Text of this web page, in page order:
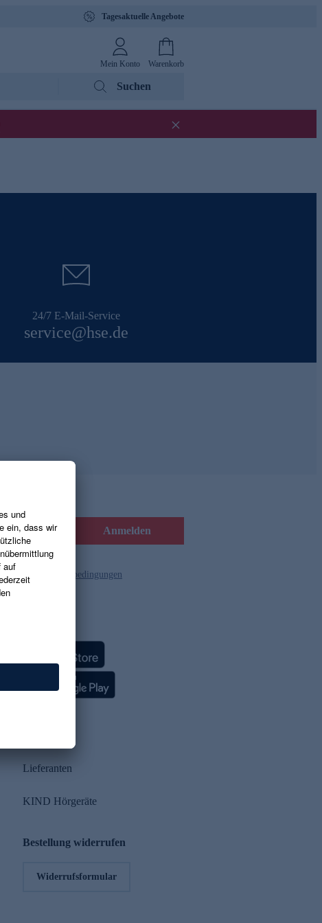
Tagesaktuelle Angebote
Mein Konto Warenkorb
Suchen
24/7 E-Mail-Service
service@hse.de
Anmelden
und die Gutscheinbedingungen
Lieferanten
KIND Hörgeräte
Bestellung widerrufen
Widerrufsformular